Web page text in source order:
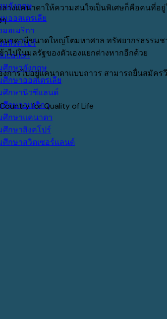
มอังกฤษ
ออสเตรเลีย
มอเมริกา
มสิงคโปร์
ศึกษาอังกฤษ
กษาออสเตรเลีย
ศึกษานิวซีแลนด์
กษาอเมริกา
ศึกษาแคนาดา
ศึกษาสิงคโปร์
ศึกษาสวิตเซอร์แลนด์
างแคนาดาให้ความสนใจเป็นพิเศษก็คือคนที่อ
ๆ
นาดามีขนาดใหญ่โตมหาศาล ทรัพยากรธรรม
ไปในมลรัฐของตัวเองแยกต่างหากอีกด้วย
การไปอยู่แคนาดาแบบถาวร สามารถยื่นสมัคร
for Quality of Life